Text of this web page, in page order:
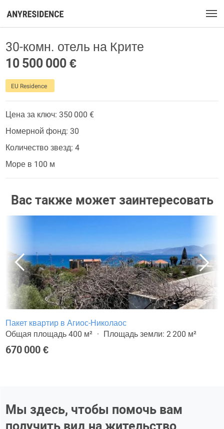
30-комн. отель на Крите
10 500 000 €
EU Residence
Цена за ключ: 350 000 €
Номерной фонд: 30
Количество звезд: 4
Море в 100 м
Вас также может заинтересовать
Пакет квартир в Агиос-Николаос
Общая площадь 400 м²
Площадь земли: 2 200 м²
670 000 €
Мы здесь, чтобы помочь вам